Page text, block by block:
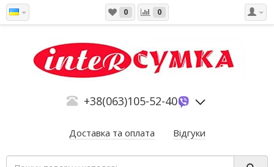
0 0
+38(063)105-52-40
Доставка та оплата Відгуки